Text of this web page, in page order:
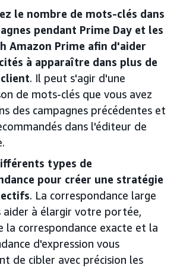
le nombre de mots-clés dans
pendant Prime Day et les
Amazon Prime afin d'aider
à apparaître dans plus de
. Il peut s'agir d'une
de mots-clés que vous avez
des campagnes précédentes et
dans l'éditeur de
types de
pour créer une stratégie
. La correspondance large
aider à élargir votre portée,
la correspondance exacte et la
d'expression vous
de cibler avec précision les